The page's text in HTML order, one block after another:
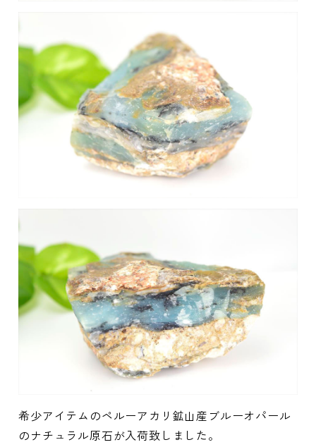
希少アイテムのペルーアカリ鉱山産ブルーオパール
のナチュラル原石が入荷致しました。